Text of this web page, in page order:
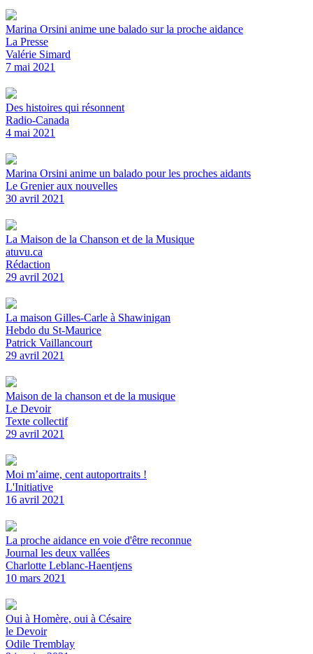
Marina Orsini anime une balado sur la proche aidance
La Presse
Valérie Simard
7 mai 2021
Des histoires qui résonnent
Radio-Canada
4 mai 2021
Marina Orsini anime un balado pour les proches aidants
Le Grenier aux nouvelles
30 avril 2021
La Maison de la Chanson et de la Musique
atuvu.ca
Rédaction
29 avril 2021
La maison Gilles-Carle à Shawinigan
Hebdo du St-Maurice
Patrick Vaillancourt
29 avril 2021
Maison de la chanson et de la musique
Le Devoir
Texte collectif
29 avril 2021
Moi m’aime, cent autoportraits !
L'Initiative
16 avril 2021
La proche aidance en voie d'être reconnue
Journal les deux vallées
Charlotte Leblanc-Haentjens
10 mars 2021
Oui à Homère, oui à Césaire
le Devoir
Odile Tremblay